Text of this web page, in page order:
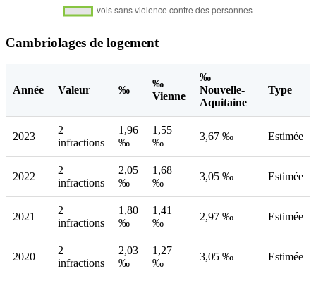
Cambriolages de logement
Année Valeur ‰
‰
Vienne
‰
Nouvelle-
Aquitaine
Type
2023
2
infractions
1,96
‰
1,55
‰
3,67 ‰ Estimée
2022
2
infractions
2,05
‰
1,68
‰
3,05 ‰ Estimée
2021
2
infractions
1,80
‰
1,41
‰
2,97 ‰ Estimée
2020
2
infractions
2,03
‰
1,27
‰
3,05 ‰ Estimée